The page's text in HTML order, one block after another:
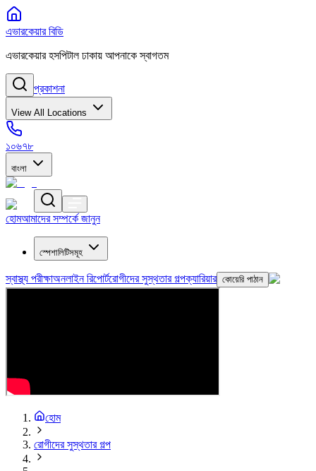
এভারকেয়ার বিডি
এভারকেয়ার হসপিটাল ঢাকায় আপনাকে স্বাগতম
প্রকাশনা
View All Locations
১০৬৭৮
বাংলা
হোমআমাদের সম্পর্কে জানুন
স্পেশালিটিসমূহ
স্বাস্থ্য পরীক্ষাঅনলাইন রিপোর্টরোগীদের সুস্থতার গল্পক্যারিয়ার কোয়েরি পাঠান
হোম
রোগীদের সুস্থতার গল্প